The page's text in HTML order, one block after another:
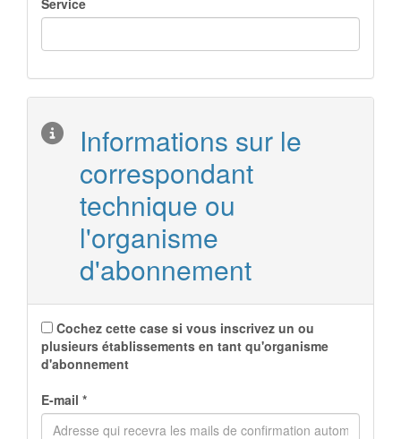
Service
Informations sur le
correspondant
technique ou
l'organisme
d'abonnement
Cochez cette case si vous inscrivez un ou
plusieurs établissements en tant qu'organisme
d'abonnement
E-mail *